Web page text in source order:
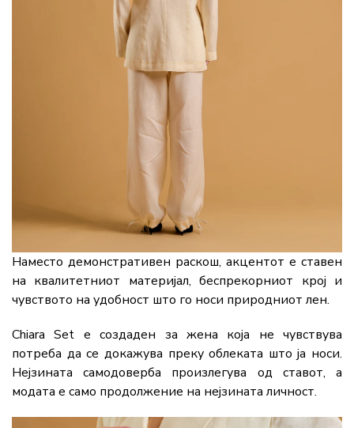
Наместо демонстративен раскош, акцентот е ставен
на квалитетниот материјал, беспрекорниот крој и
чувството на удобност што го носи природниот лен.
Chiara Set е создаден за жена која не чувствува
потреба да се докажува преку облеката што ја носи.
Нејзината самодоверба произлегува од ставот, а
модата е само продолжение на нејзината личност.